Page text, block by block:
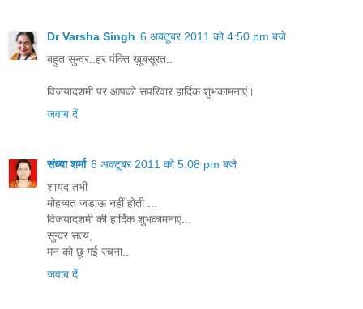
Dr Varsha Singh 6 अक्टूबर 2011 को 4:50 pm बजे
बहुत सुन्दर..हर पंक्ति ख़ूबसूरत..
विजयादशमी पर आपको सपरिवार हार्दिक शुभकामनाएं।
जवाब दें
संध्या शर्मा 6 अक्टूबर 2011 को 5:08 pm बजे
शायद तभी
मोहब्बत जडाऊ नहीं होती ...
विजयादशमी की हार्दिक शुभकामनाएं...
सुन्दर सत्य,
मन को छू गई रचना..
जवाब दें